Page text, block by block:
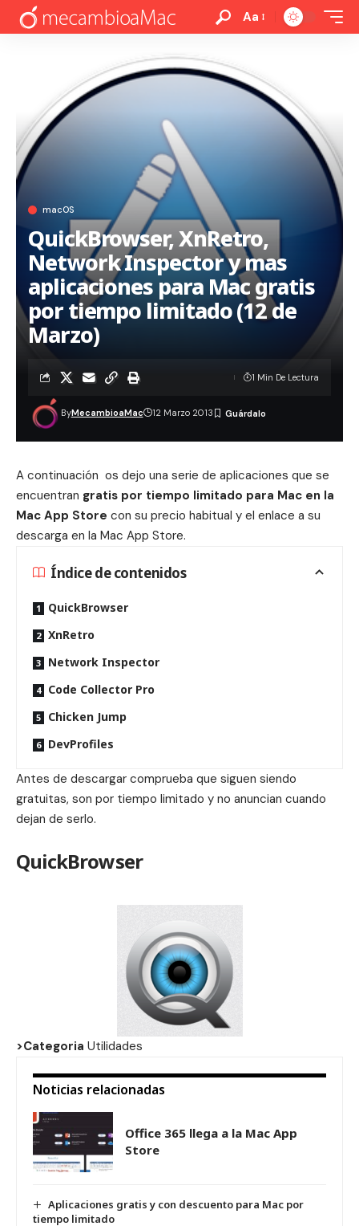
Aa
macOS
QuickBrowser, XnRetro,
Network Inspector y mas
aplicaciones para Mac gratis
por tiempo limitado (12 de
Marzo)
ByMecambioaMac 12 Marzo 2013
1 Min De Lectura
A continuación os dejo una serie de aplicaciones que se
encuentran gratis por tiempo limitado para Mac en la
Mac App Store con su precio habitual y el enlace a su
descarga en la Mac App Store.
Índice de contenidos
QuickBrowser
XnRetro
Network Inspector
Code Collector Pro
Chicken Jump
DevProfiles
Antes de descargar comprueba que siguen siendo
gratuitas, son por tiempo limitado y no anuncian cuando
dejan de serlo.
QuickBrowser
>Categoria Utilidades
Noticias relacionadas
Office 365 llega a la Mac App
Store
Aplicaciones gratis y con descuento para Mac por
tiempo limitado